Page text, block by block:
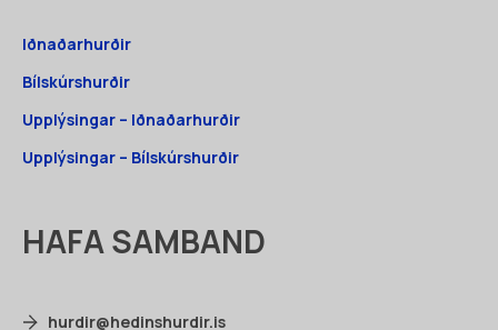
Iðnaðarhurðir
Bílskúrshurðir
Upplýsingar – Iðnaðarhurðir
Upplýsingar – Bílskúrshurðir
HAFA SAMBAND
hurdir@hedinshurdir.is